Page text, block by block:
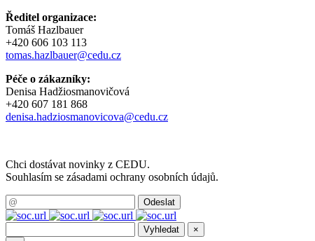
Ředitel organizace:
Tomáš Hazlbauer
+420 606 103 113
tomas.hazlbauer@cedu.cz
Péče o zákazníky:
Denisa Hadžiosmanovičová
+420 607 181 868
denisa.hadziosmanovicova@cedu.cz
Chci dostávat novinky z CEDU.
Souhlasím se zásadami ochrany osobních údajů.
×